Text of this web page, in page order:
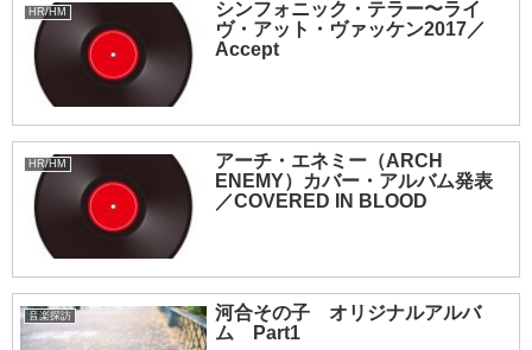
HR/HM
シンフォニック・テラー〜ライ
ヴ・アット・ヴァッケン2017／
Accept
HR/HM
アーチ・エネミー（ARCH
ENEMY）カバー・アルバム発表
／COVERED IN BLOOD
音楽探訪
河合その子 オリジナルアルバ
ム Part1